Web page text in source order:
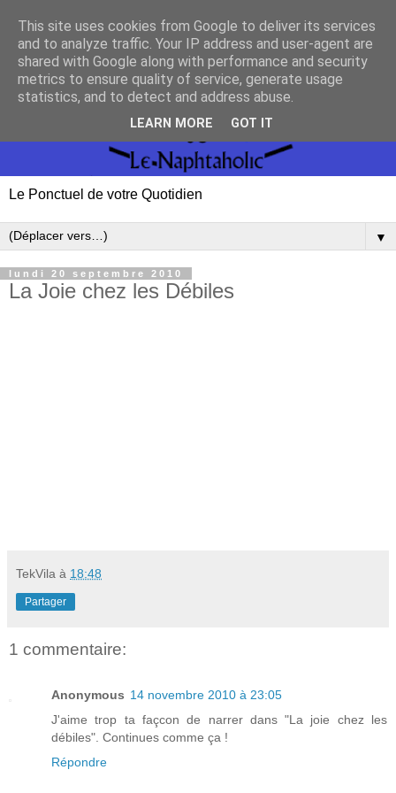
Le Ponctuel de votre Quotidien
▼
lundi 20 septembre 2010
La Joie chez les Débiles
TekVila à 18:48
Partager
1 commentaire:
Anonymous 14 novembre 2010 à 23:05
J'aime trop ta façcon de narrer dans "La joie chez les
débiles". Continues comme ça !
Répondre
This site uses cookies from Google to deliver its services
and to analyze traffic. Your IP address and user-agent are
shared with Google along with performance and security
metrics to ensure quality of service, generate usage
statistics, and to detect and address abuse.
LEARN MORE GOT IT